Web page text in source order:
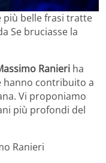
più belle frasi tratte
Se bruciasse la
Ranieri ha
hanno contribuito a
Vi proponiamo
più profondi del
Ranieri